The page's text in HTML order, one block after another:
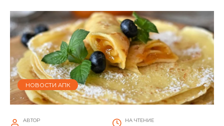
НОВОСТИ АПК
АВТОР НА ЧТЕНИЕ